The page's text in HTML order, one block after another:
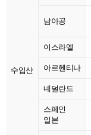
수입산
남아공
이스라엘
아르헨티나
네덜란드
스페인
일본